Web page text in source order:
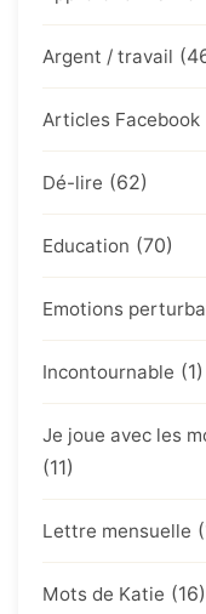
Argent / travail
Articles Facebook
Dé-lire (62)
Education (70)
Emotions
Incontournable (1)
Je joue avec les
(11)
Lettre mensuelle
Mots de Katie (16)